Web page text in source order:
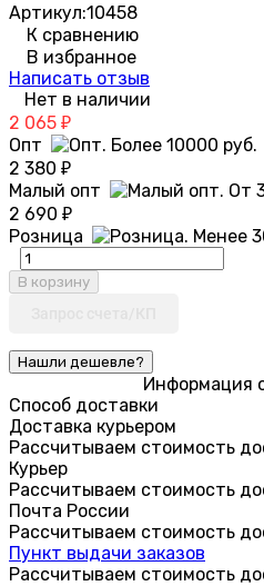
Артикул:10458
К сравнению
В избранное
Написать отзыв
Нет в наличии
2 065 ₽
Опт
2 380 ₽
Малый опт
2 690 ₽
Розница
В корзину
Информация
Способ доставки
Доставка курьером
Рассчитываем стоимость
Курьер
Рассчитываем стоимость
Почта России
Рассчитываем стоимость
Пункт выдачи заказов
Рассчитываем стоимость